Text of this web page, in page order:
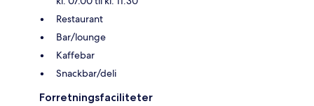
Restaurant
Bar/lounge
Kaffebar
Snackbar/deli
Forretningsfaciliteter